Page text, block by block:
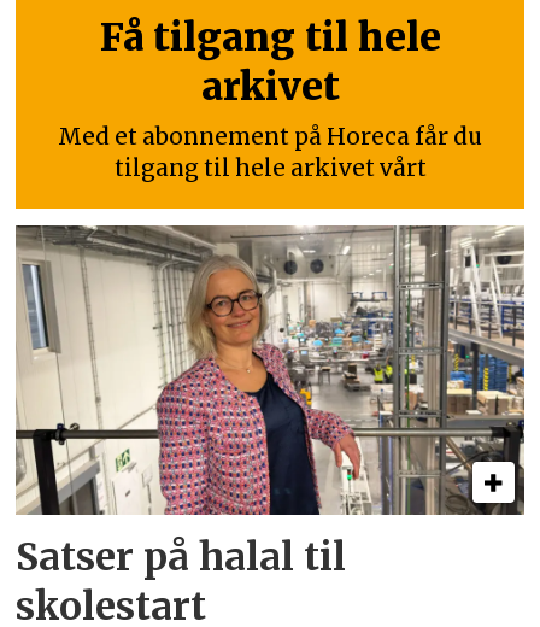
Få tilgang til hele
arkivet
Med et abonnement på Horeca får du
tilgang til hele arkivet vårt
Satser på halal til
skolestart